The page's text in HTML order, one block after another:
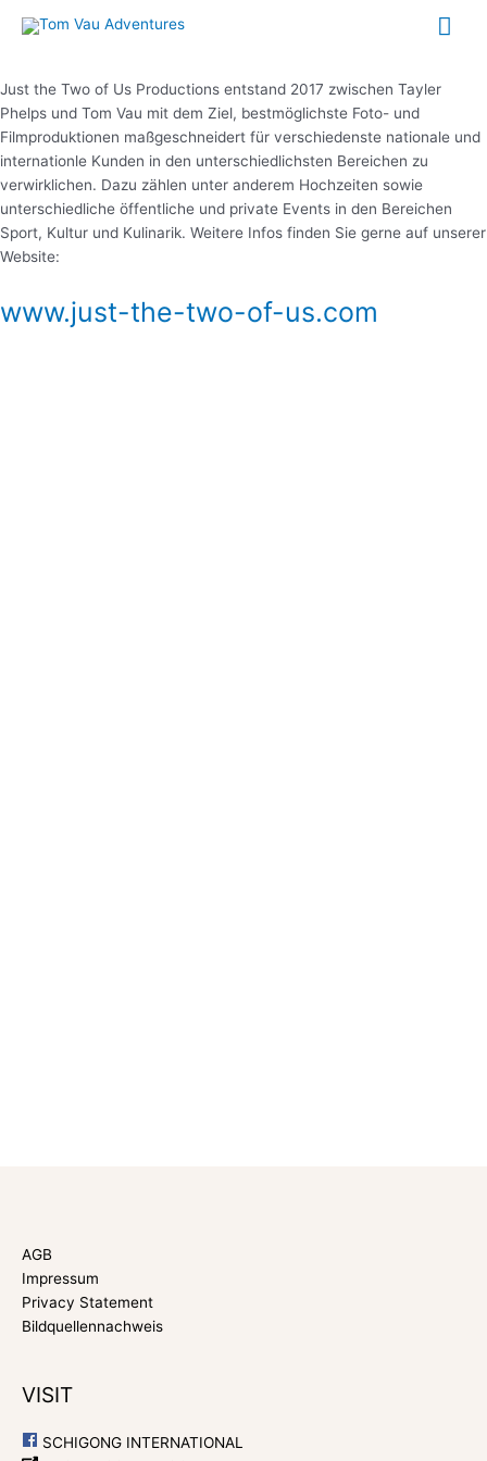
Inhalt
Just the Two of Us Productions entstand 2017 zwischen Tayler
Phelps und Tom Vau mit dem Ziel, bestmöglichste Foto- und
Filmproduktionen maßgeschneidert für verschiedenste nationale und
internationle Kunden in den unterschiedlichsten Bereichen zu
verwirklichen. Dazu zählen unter anderem Hochzeiten sowie
unterschiedliche öffentliche und private Events in den Bereichen
Sport, Kultur und Kulinarik. Weitere Infos finden Sie gerne auf unserer
Website:
www.just-the-two-of-us.com
AGB
Impressum
Privacy Statement
Bildquellennachweis
VISIT
SCHIGONG INTERNATIONAL